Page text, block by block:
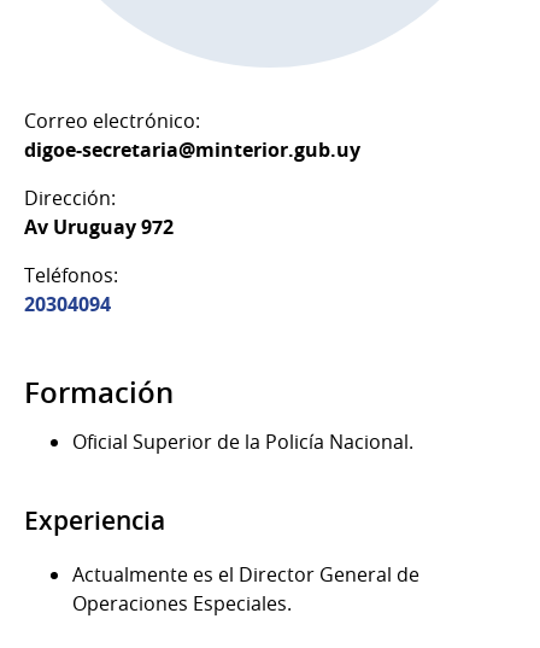
Correo electrónico:
digoe-secretaria@minterior.gub.uy
Dirección:
Av Uruguay 972
Teléfonos:
20304094
Formación
Oficial Superior de la Policía Nacional.
Experiencia
Actualmente es el Director General de
Operaciones Especiales.